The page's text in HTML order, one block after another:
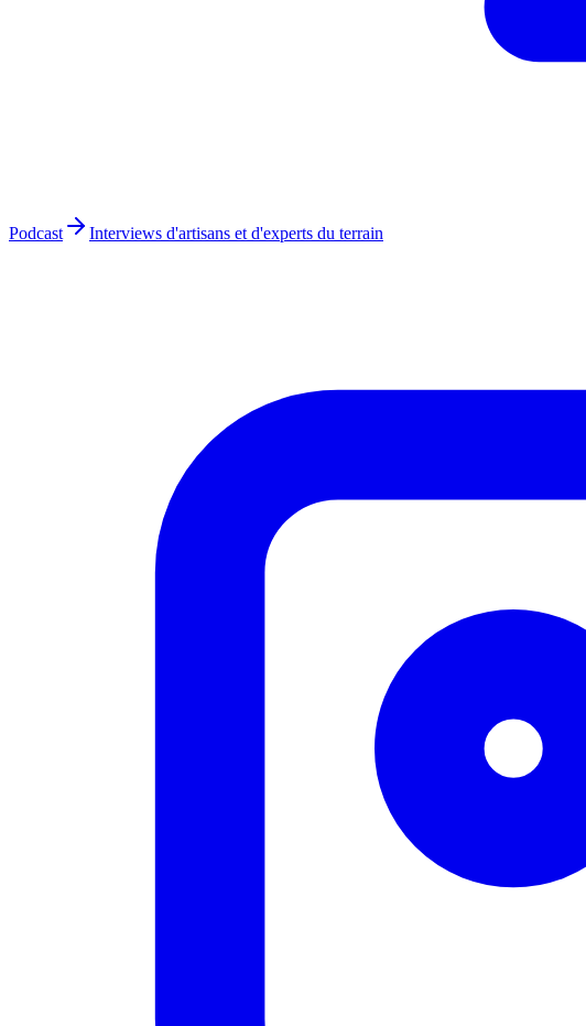
Podcast Interviews d'artisans et d'experts du terrain